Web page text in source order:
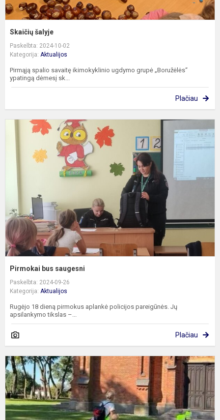
Skaičių šalyje
Paskelbta: 2024-10-02
Kategorija: Aktualijos
Pirmąją spalio savaitę ikimokyklinio ugdymo grupė „Boružėlės“
ypatingą dėmesį sk...
Plačiau
Pirmokai bus saugesni
Paskelbta: 2024-09-26
Kategorija: Aktualijos
Rugėjo 18 dieną pirmokus aplankė policijos pareigūnės. Jų
apsilankymo tikslas –...
Plačiau